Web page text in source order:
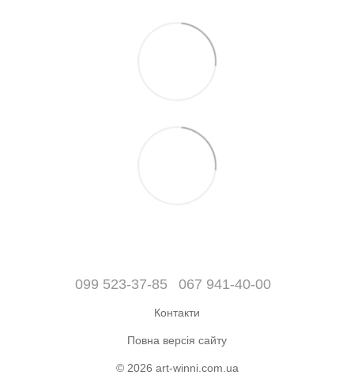
099 523-37-85 067 941-40-00
Контакти
Повна версія сайту
© 2026 art-winni.com.ua